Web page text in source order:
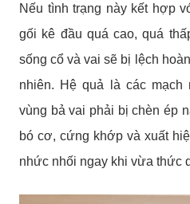
Nếu tình trạng này kết hợp
gối kê đầu quá cao, quá
sống cổ và vai sẽ bị lệch
nhiên. Hệ quả là các mạch
vùng bả vai phải bị chèn ép
bó cơ, cứng khớp và xuất
nhức nhối ngay khi vừa thức